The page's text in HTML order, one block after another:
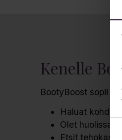
Kenelle
BootyBoost sopii
Haluat
Olet huolissasi
Etsit tehokasta